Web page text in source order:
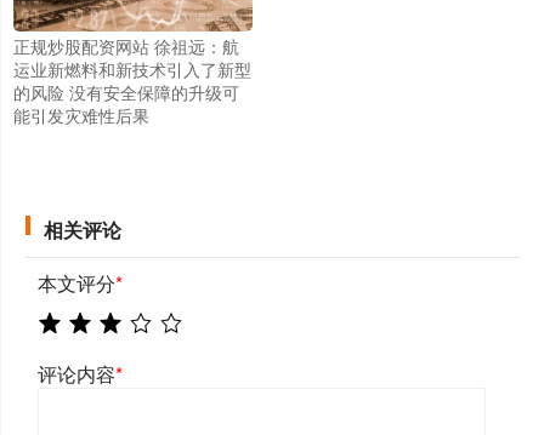
正规炒股配资网站 徐祖远：航
运业新燃料和新技术引入了新型
的风险 没有安全保障的升级可
能引发灾难性后果
相关评论
本文评分*
评论内容*